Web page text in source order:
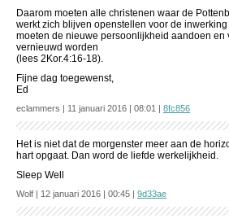
Daarom moeten alle christenen waar de
werkt zich blijven openstellen voor de
moeten de nieuwe persoonlijkheid aandoen en
vernieuwd worden
(lees 2Kor.4:16-18).
Fijne dag toegewenst,
Ed
eclammers | 11 januari 2016 | 08:01 | 8fc856
Het is niet dat de morgenster meer aan de
hart opgaat. Dan word de liefde werkelijkheid.
Sleep Well
Wolf | 12 januari 2016 | 00:45 | 9d33ae